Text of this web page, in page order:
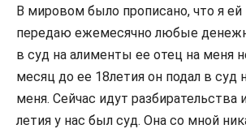
В мировом было прописано, что я ей
передаю ежемесячно любые
в суд на алименты ее отец на меня
месяц до ее 18летия он подал в суд
меня. Сейчас идут разбирательства
летия у нас был суд. Она со мной